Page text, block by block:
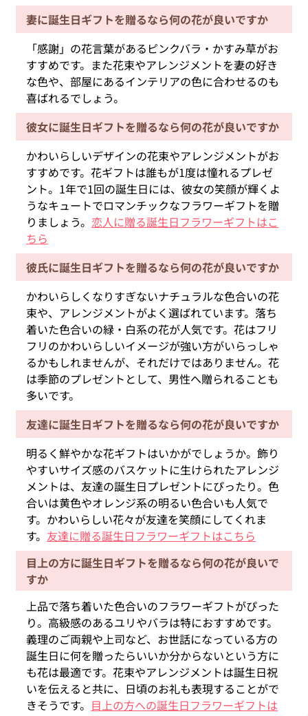
妻に誕生日ギフトを贈るなら何の花が良いですか
「感謝」の花言葉があるピンクバラ・かすみ草がお
すすめです。また花束やアレンジメントを妻の好き
な色や、部屋にあるインテリアの色に合わせるのも
喜ばれるでしょう。
彼女に誕生日ギフトを贈るなら何の花が良いですか
かわいらしいデザインの花束やアレンジメントがお
すすめです。花ギフトは誰もが1度は憧れるプレゼ
ント。1年で1回の誕生日には、彼女の笑顔が輝くよ
うなキュートでロマンチックなフラワーギフトを贈
りましょう。 恋人に贈る誕生日フラワーギフトはこ
ちら
彼氏に誕生日ギフトを贈るなら何の花が良いですか
かわいらしくなりすぎないナチュラルな色合いの花
束や、アレンジメントがよく選ばれています。落ち
着いた色合いの緑・白系の花が人気です。花はフリ
フリのかわいらしいイメージが強い方がいらっしゃ
るかもしれませんが、それだけではありません。花
は季節のプレゼントとして、男性へ贈られることも
多いです。
友達に誕生日ギフトを贈るなら何の花が良いですか
明るく鮮やかな花ギフトはいかがでしょうか。飾り
やすいサイズ感のバスケットに生けられたアレンジ
メントは、友達の誕生日プレゼントにぴったり。色
合いは黄色やオレンジ系の明るい色合いも人気で
す。かわいらしい花々が友達を笑顔にしてくれま
す。 友達に贈る誕生日フラワーギフトはこちら
目上の方に誕生日ギフトを贈るなら何の花が良いで
すか
上品で落ち着いた色合いのフラワーギフトがぴった
り。高級感のあるユリやバラは特におすすめです。
義理のご両親や上司など、お世話になっている方の
誕生日に何を贈ったらいいか分からないという方に
も花は最適です。花束やアレンジメントは誕生日祝
いを伝えると共に、日頃のお礼も表現することがで
きそうです。 目上の方への誕生日フラワーギフトは